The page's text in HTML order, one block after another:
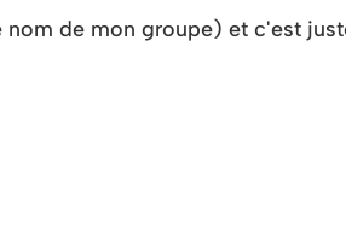
de mon groupe) et c'est